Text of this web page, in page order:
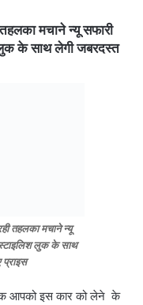
मचाने न्यू सफारी
के साथ लेगी जबरदस्त
तहलका मचाने न्यू
लुक के साथ
प्राइस
आपको इस कार को लेने के